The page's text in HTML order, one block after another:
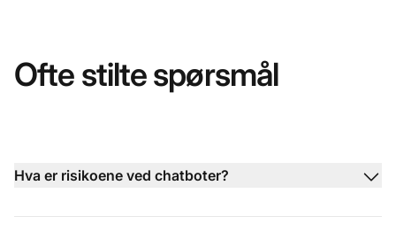
Ofte stilte spørsmål
Hva er risikoene ved chatboter?